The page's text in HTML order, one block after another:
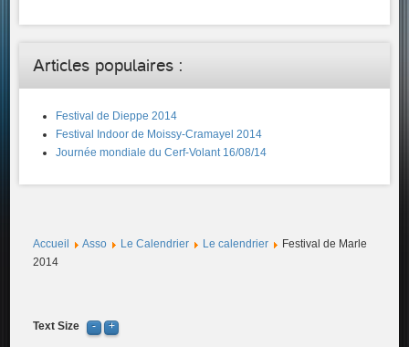
Articles populaires :
Festival de Dieppe 2014
Festival Indoor de Moissy-Cramayel 2014
Journée mondiale du Cerf-Volant 16/08/14
Accueil Asso Le Calendrier Le calendrier
Festival de Marle
2014
Text Size